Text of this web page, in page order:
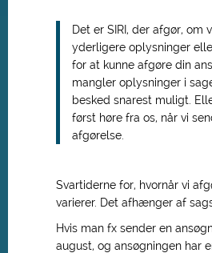
Det er SIRI, der afgør, om
yderligere oplysninger
for at kunne afgøre din
mangler oplysninger i
besked snarest muligt.
først høre fra os, når vi
afgørelse.
Svartiderne for, hvornår vi
varierer. Det afhænger af
Hvis man fx sender en
august, og ansøgningen har